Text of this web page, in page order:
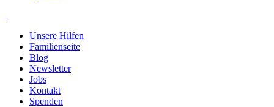
Unsere Hilfen
Familienseite
Blog
Newsletter
Jobs
Kontakt
Spenden